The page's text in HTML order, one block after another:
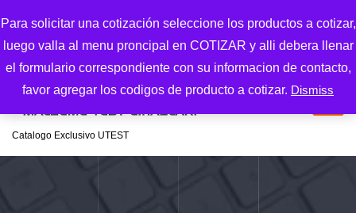
Para solicitar una cotización seleccione los productos a cotizar,
luego valla al menu proncipal en COTIZAR y alli debera llenar
el formulario correspondiente con su informacion de contacto,
favor agregar los codigos de producto a cotizar. Dismiss
k
Catalogo Exclusivo UTEST